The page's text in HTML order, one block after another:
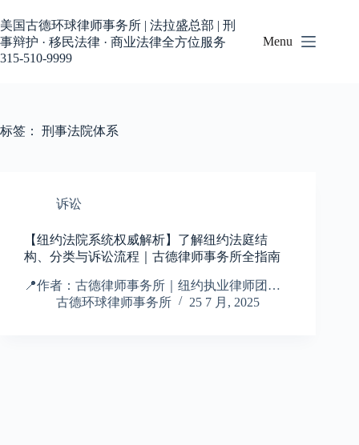
过
内
容
美国古德环球律师事务所 | 法拉盛总部 | 刑
事辩护 · 移民法律 · 商业法律全方位服务
315-510-9999
Menu
标签： 刑事法院体系
诉讼
【纽约法院系统权威解析】了解纽约法庭结
构、分类与诉讼流程｜古德律师事务所全指南
📍作者：古德律师事务所｜纽约执业律师团…
古德环球律师事务所
25 7 月, 2025